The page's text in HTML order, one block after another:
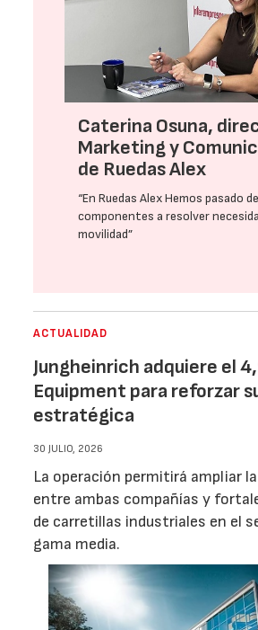
Caterina Osuna,
Marketing y
de Ruedas Alex
“En Ruedas Alex Hemos pasado
componentes a resolver
movilidad”
ACTUALIDAD
Jungheinrich adquiere el
Equipment para reforzar
estratégica
30 JULIO, 2026
La operación permitirá ampliar
entre ambas compañías y
de carretillas industriales en el
gama media.